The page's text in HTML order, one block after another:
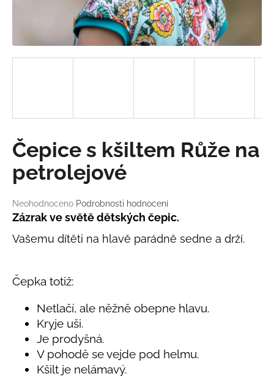
Průměrné
hodnocení
je
5
hvězdiček.
Neohodnoceno Podrobnosti hodnocení
Čepice s kšiltem Růže na
petrolejové
Zázrak ve světě dětských čepic.
Vašemu dítěti na hlavě parádně sedne a drží.
Čepka totiž:
Netlačí, ale něžně obepne hlavu.
Kryje uši.
Je prodyšná.
V pohodě se vejde pod helmu.
Kšilt je nelámavý.
D
o
p
o
u
č
u
m
e
LETNÍ
RYCHLESCHNOUCÍ
KALHOTY
ŽLUTÉ
695